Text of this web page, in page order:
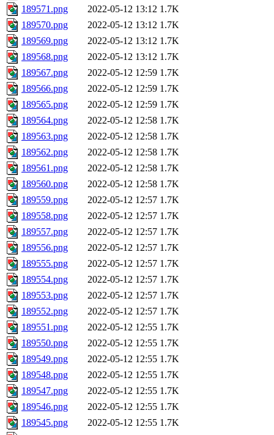
189571.png
2022-05-12 13:12 1.7K
189570.png
2022-05-12 13:12 1.7K
189569.png
2022-05-12 13:12 1.7K
189568.png
2022-05-12 13:12 1.7K
189567.png
2022-05-12 12:59 1.7K
189566.png
2022-05-12 12:59 1.7K
189565.png
2022-05-12 12:59 1.7K
189564.png
2022-05-12 12:58 1.7K
189563.png
2022-05-12 12:58 1.7K
189562.png
2022-05-12 12:58 1.7K
189561.png
2022-05-12 12:58 1.7K
189560.png
2022-05-12 12:58 1.7K
189559.png
2022-05-12 12:57 1.7K
189558.png
2022-05-12 12:57 1.7K
189557.png
2022-05-12 12:57 1.7K
189556.png
2022-05-12 12:57 1.7K
189555.png
2022-05-12 12:57 1.7K
189554.png
2022-05-12 12:57 1.7K
189553.png
2022-05-12 12:57 1.7K
189552.png
2022-05-12 12:57 1.7K
189551.png
2022-05-12 12:55 1.7K
189550.png
2022-05-12 12:55 1.7K
189549.png
2022-05-12 12:55 1.7K
189548.png
2022-05-12 12:55 1.7K
189547.png
2022-05-12 12:55 1.7K
189546.png
2022-05-12 12:55 1.7K
189545.png
2022-05-12 12:55 1.7K